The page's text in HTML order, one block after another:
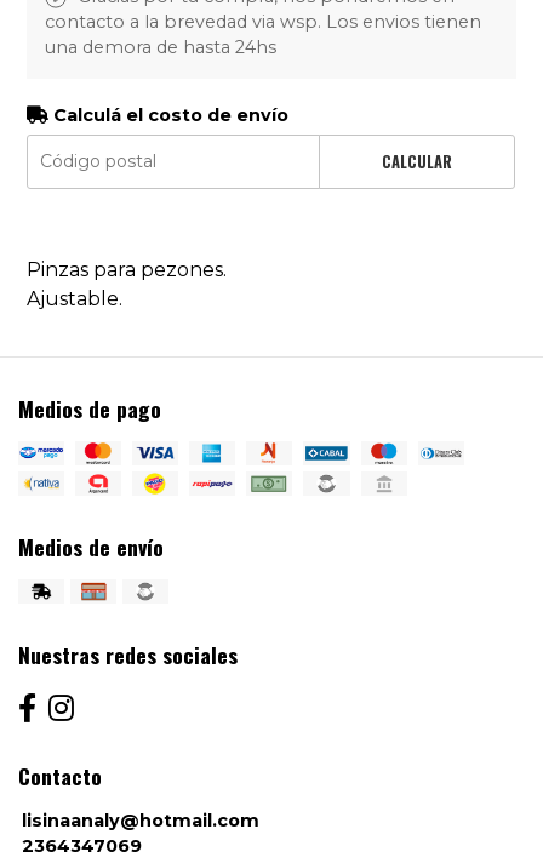
contacto a la brevedad via wsp. Los envios tienen
una demora de hasta 24hs
Calculá el costo de envío
CALCULAR
Pinzas para pezones.
Ajustable.
Medios de pago
Medios de envío
Nuestras redes sociales
Contacto
lisinaanaly@hotmail.com
2364347069